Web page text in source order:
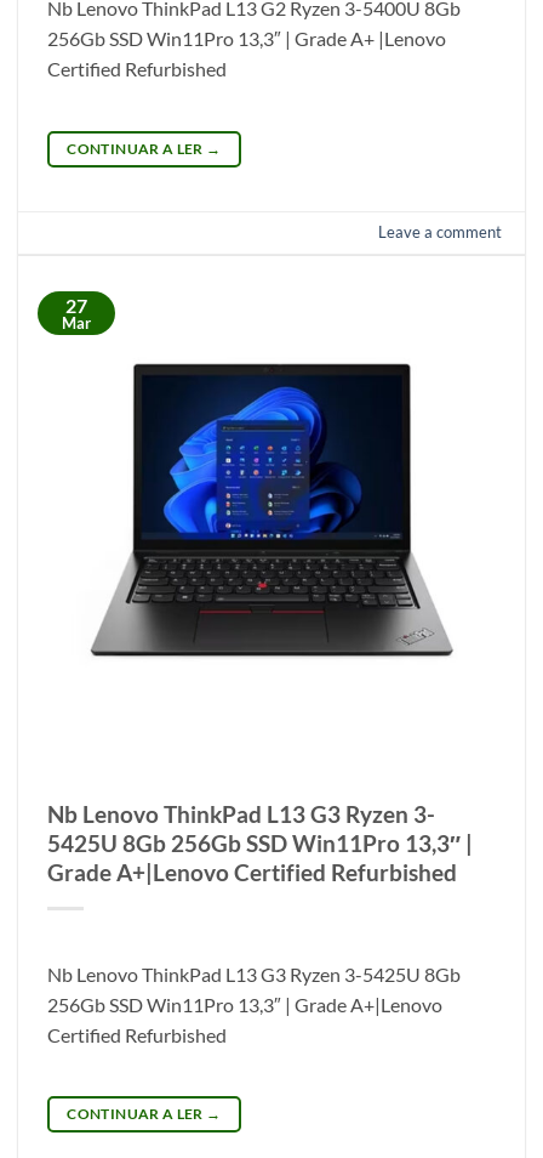
Nb Lenovo ThinkPad L13 G2 Ryzen 3-5400U 8Gb
256Gb SSD Win11Pro 13,3″ | Grade A+ |Lenovo
Certified Refurbished
CONTINUAR A LER →
Leave a comment
27
Mar
Nb Lenovo ThinkPad L13 G3 Ryzen 3-
5425U 8Gb 256Gb SSD Win11Pro 13,3″ |
Grade A+|Lenovo Certified Refurbished
Nb Lenovo ThinkPad L13 G3 Ryzen 3-5425U 8Gb
256Gb SSD Win11Pro 13,3″ | Grade A+|Lenovo
Certified Refurbished
CONTINUAR A LER →